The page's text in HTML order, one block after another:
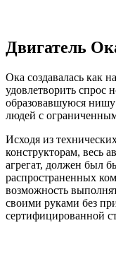
Двигатель
Ока создавалась как
удовлетворить спрос
образовавшуюся
людей с
Исходя из
конструкторам, весь
агрегат, должен был
распространенных
возможность
своими руками без
сертифицированной